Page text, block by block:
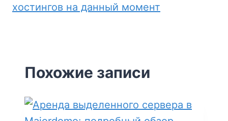
хостингов на данный момент
Похожие записи